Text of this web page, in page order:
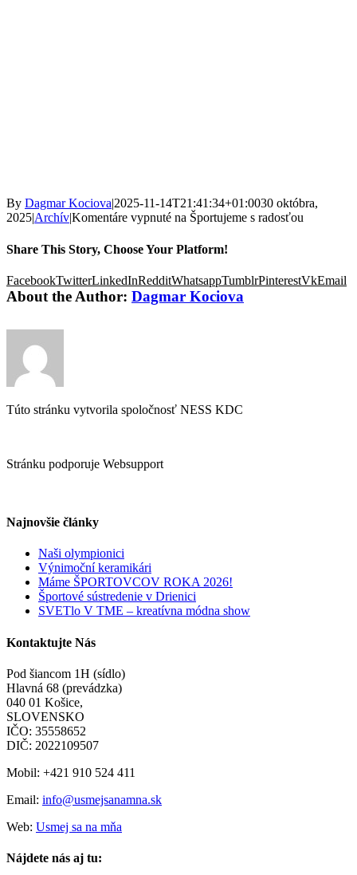
By Dagmar Kociova|2025-11-14T21:41:34+01:0030 októbra,
2025|Archív|Komentáre vypnuté na Športujeme s radosťou
Share This Story, Choose Your Platform!
FacebookTwitterLinkedInRedditWhatsappTumblrPinterestVkEmail
About the Author: Dagmar Kociova
Túto stránku vytvorila spoločnosť NESS KDC
Stránku podporuje Websupport
Najnovšie články
Naši olympionici
Výnimoční keramikári
Máme ŠPORTOVCOV ROKA 2026!
Športové sústredenie v Drienici
SVETlo V TME – kreatívna módna show
Kontaktujte Nás
Pod šiancom 1H (sídlo)
Hlavná 68 (prevádzka)
040 01 Košice,
SLOVENSKO
IČO: 35558652
DIČ: 2022109507
Mobil: +421 910 524 411
Email: info@usmejsanamna.sk
Web: Usmej sa na mňa
Nájdete nás aj tu: